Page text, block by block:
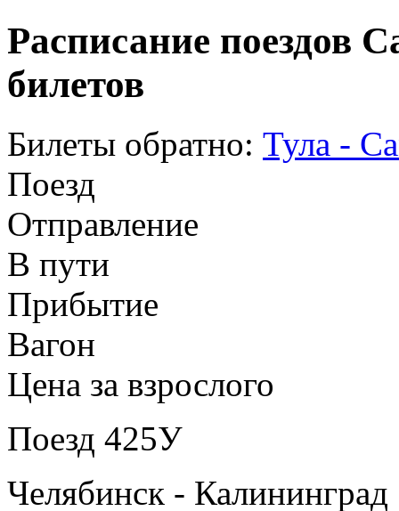
Расписание поездов
билетов
Билеты обратно: Тула -
Поезд
Отправление
В пути
Прибытие
Вагон
Цена за взрослого
Поезд 425У
Челябинск - Калининград